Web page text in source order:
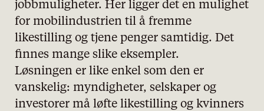
personvernserklæring/cookie policy
jobbmuligheter. Her ligger det en mulighet
for mobilindustrien til å fremme
likestilling og tjene penger samtidig. Det
finnes mange slike eksempler.
Løsningen er like enkel som den er
vanskelig: myndigheter, selskaper og
investorer må løfte likestilling og kvinners